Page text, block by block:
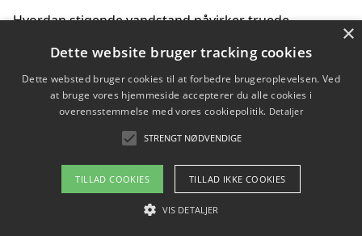
Hvordan stigende vandstand påvirker truede
Sådan vælger du de bedste vandrerygsække til
vandreture i Danmark
Copyright 2026 - Pilanto Aps
Om / kontakt
×
Dette website bruger tracking cookies
Dette websted bruger cookies til at forbedre brugeroplevelsen. Ved
at bruge vores hjemmeside accepterer du alle cookies i
overensstemmelse med vores cookiepolitik. Detaljer
STRENGT NØDVENDIGE
TILLAD COOKIES TILLAD IKKE COOKIES
VIS DETALJER